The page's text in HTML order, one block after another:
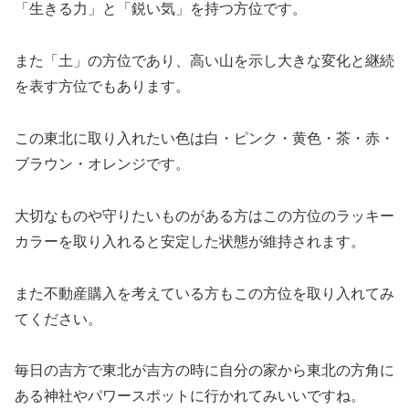
「生きる力」と「鋭い気」を持つ方位です。
また「土」の方位であり、高い山を示し大きな変化と継続
を表す方位でもあります。
この東北に取り入れたい色は白・ピンク・黄色・茶・赤・
ブラウン・オレンジです。
大切なものや守りたいものがある方はこの方位のラッキー
カラーを取り入れると安定した状態が維持されます。
また不動産購入を考えている方もこの方位を取り入れてみ
てください。
毎日の吉方で東北が吉方の時に自分の家から東北の方角に
ある神社やパワースポットに行かれてみいいですね。